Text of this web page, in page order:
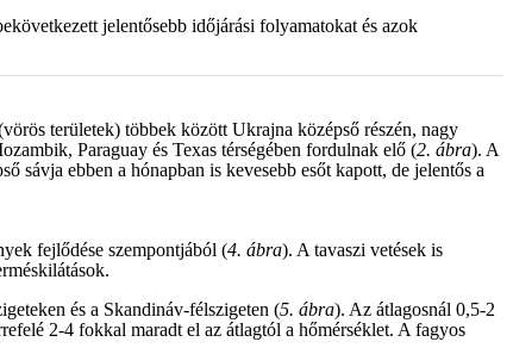
jelentősebb időjárási folyamatokat és azok
területek) többek között Ukrajna középső részén, nagy
Paraguay és Texas térségében fordulnak elő (2. ábra). A
sávja ebben a hónapban is kevesebb esőt kapott, de jelentős a
fejlődése szempontjából (4. ábra). A tavaszi vetések is
és a Skandináv-félszigeten (5. ábra). Az átlagosnál 0,5-2
2-4 fokkal maradt el az átlagtól a hőmérséklet. A fagyos